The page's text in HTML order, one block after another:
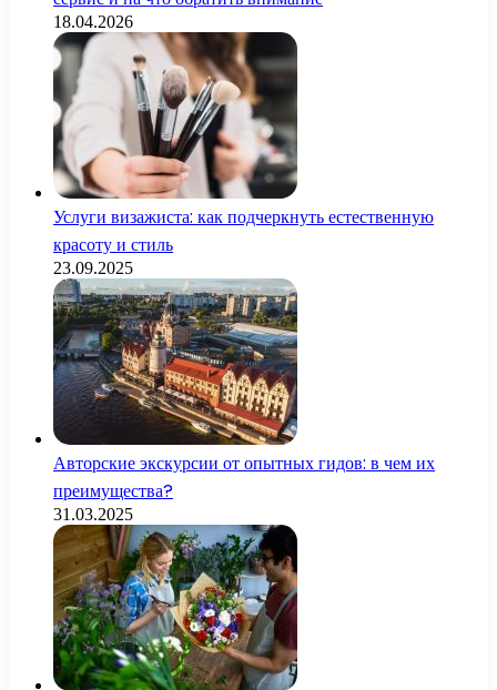
18.04.2026
Услуги визажиста: как подчеркнуть естественную
красоту и стиль
23.09.2025
Авторские экскурсии от опытных гидов: в чем их
преимущества?
31.03.2025